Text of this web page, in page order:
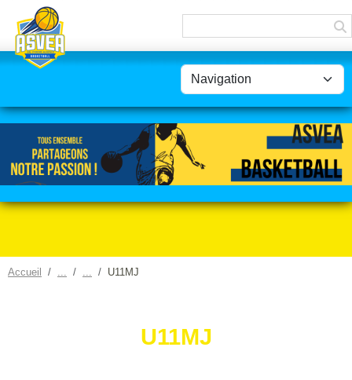
Accueil U11MJ
U11MJ
Panneau de gestion des cookies